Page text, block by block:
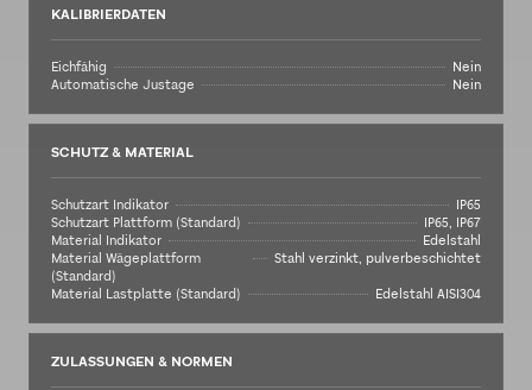
KALIBRIERDATEN
Eichfähig
Nein
Automatische Justage
Nein
SCHUTZ & MATERIAL
Schutzart Indikator
IP65
Schutzart Plattform (Standard)
IP65, IP67
Material Indikator
Edelstahl
Material Wägeplattform
(Standard)
Stahl verzinkt, pulverbeschichtet
Material Lastplatte (Standard)
Edelstahl AISI304
ZULASSUNGEN & NORMEN